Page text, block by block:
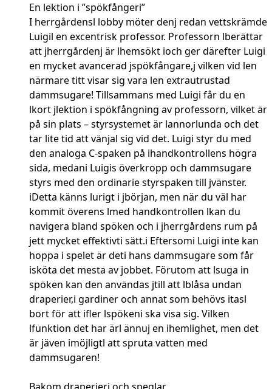
En lektion i ”spökfångeri”
I herrgårdensl lobby möter denj redan vettskrämde
Luigil en excentrisk professor. Professorn lberättar
att jherrgårdenj är lhemsökt ioch ger därefter Luigi
en mycket avancerad jspökfångare,j vilken vid len
närmare titt visar sig vara len extrautrustad
dammsugare! Tillsammans med Luigi får du en
lkort jlektion i spökfångning av professorn, vilket är
på sin plats – styrsystemet är lannorlunda och det
tar lite tid att vänjal sig vid det. Luigi styr du med
den analoga C-spaken på ihandkontrollens högra
sida, medani Luigis överkropp och dammsugare
styrs med den ordinarie styrspaken till jvänster.
iDetta känns lurigt i jbörjan, men när du väl har
kommit överens lmed handkontrollen lkan du
navigera bland spöken och i jherrgårdens rum på
jett mycket effektivti sätt.i Eftersomi Luigi inte kan
hoppa i spelet är deti hans dammsugare som får
isköta det mesta av jobbet. Förutom att lsuga in
spöken kan den användas jtill att lblåsa undan
draperier,i gardiner och annat som behövs itasl
bort för att ifler lspökeni ska visa sig. Vilken
lfunktion det har ärl ännuj en ihemlighet, men det
är jäven imöjligtl att spruta vatten med
dammsugaren!